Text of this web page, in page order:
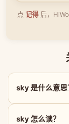
点 记得后，
sky 是什么意思
sky 怎么读？